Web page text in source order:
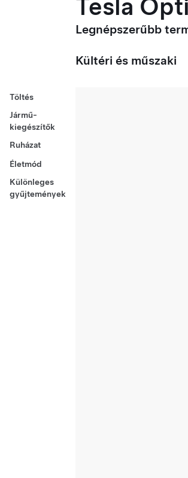
Töltés
Jármű-
kiegészítők
Ruházat
Életmód
Különleges
gyűjtemények
Tesla
Legnépszerűbb
Kültéri és műszaki